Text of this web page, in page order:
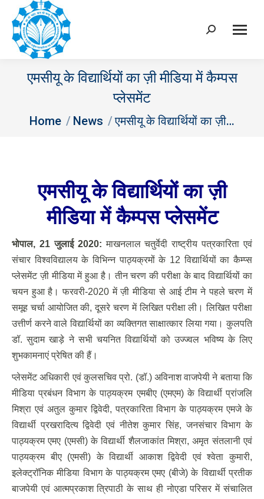
Search:
एमसीयू के विद्यार्थियों का ज़ी मीडिया में कैम्पस
प्लेसमेंट
You are here:
Home News एमसीयू के विद्यार्थियों का ज़ी…
एमसीयू के विद्यार्थियों का ज़ी
मीडिया में कैम्पस प्लेसमेंट
भोपाल, 21 जुलाई 2020: माखनलाल चतुर्वेदी राष्ट्रीय पत्रकारिता एवं
संचार विश्वविद्यालय के विभिन्न पाठ्यक्रमों के 12 विद्यार्थियों का कैम्प्स
प्लेसमेंट ज़ी मीडिया में हुआ है। तीन चरण की परीक्षा के बाद विद्यार्थियों का
चयन हुआ है। फरवरी-2020 में ज़ी मीडिया से आई टीम ने पहले चरण में
समूह चर्चा आयोजित की, दूसरे चरण में लिखित परीक्षा ली। लिखित परीक्षा
उत्तीर्ण करने वाले विद्यार्थियों का व्यक्तिगत साक्षात्कार लिया गया। कुलपति
डॉ. सुदाम खाड़े ने सभी चयनित विद्यार्थियों को उज्ज्वल भविष्य के लिए
शुभकामनाएं प्रेषित की हैं।
प्लेसमेंट अधिकारी एवं कुलसचिव प्रो. (डॉ.) अविनाश वाजपेयी ने बताया कि
मीडिया प्रबंधन विभाग के पाठ्यक्रम एमबीए (एमएम) के विद्यार्थी प्रांजलि
मिश्रा एवं अतुल कुमार द्विवेदी, पत्रकारिता विभाग के पाठ्यक्रम एमजे के
विद्यार्थी प्रखरादित्य द्विवेदी एवं नीतेश कुमार सिंह, जनसंचार विभाग के
पाठ्यक्रम एमए (एमसी) के विद्यार्थी शैलजाकांत मिश्रा, अमृत संतलानी एवं
पाठ्यक्रम बीए (एमसी) के विद्यार्थी आकाश द्विवेदी एवं श्वेता कुमारी,
इलेक्ट्रॉनिक मीडिया विभाग के पाठ्यक्रम एमए (बीजे) के विद्यार्थी प्रतीक
बाजपेयी एवं आत्मप्रकाश त्रिपाठी के साथ ही नोएडा परिसर में संचालित